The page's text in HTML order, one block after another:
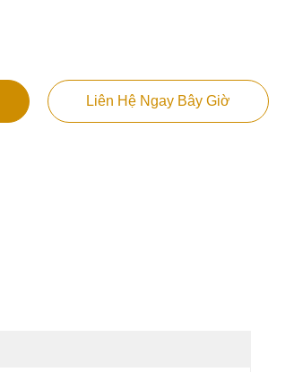
Liên Hệ Ngay Bây Giờ